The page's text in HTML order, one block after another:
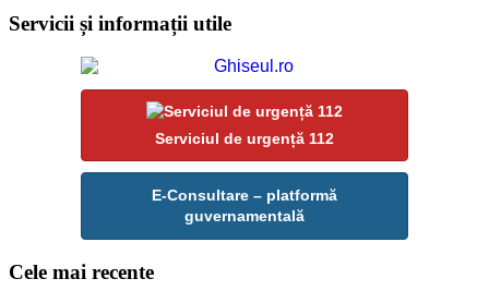
Servicii și informații utile
Serviciul de urgență 112
E-Consultare – platformă
guvernamentală
Cele mai recente